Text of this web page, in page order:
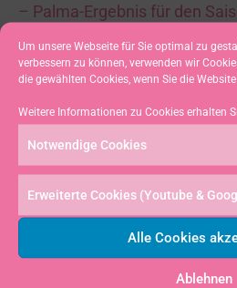
Um unsere Webseite für Sie optimal zu
verbessern zu können, verwenden wir
die gewählten Cookies, wenn Sie die
Weitere Informationen zu Cookies erhalten
Notwendige Cookies
Erweiterte Cookies (Youtube &
Alle Cookies
Ablehnen
– Palma-Ergebnis für den
akzeptabel(Gesamtbericht
de Mallorca)
– Europacup als Training und
Gardasee(Gesamtbericht
Torbole)
Danke!